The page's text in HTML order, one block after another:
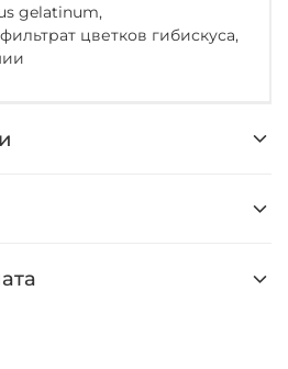
gelatinum,
цветков гибискуса,